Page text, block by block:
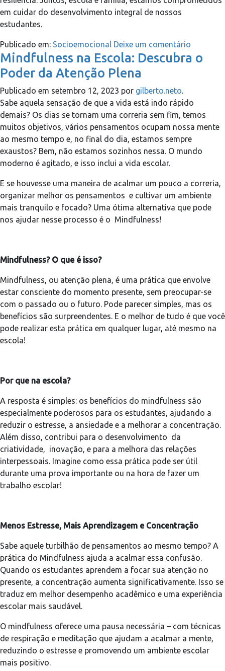
em cuidar do desenvolvimento integral de nossos
estudantes.
Publicado em: Socioemocional Deixe um comentário
Mindfulness na Escola: Descubra o
Poder da Atenção Plena
Publicado em setembro 12, 2023 por gilberto.neto.
Sabe aquela sensação de que a vida está indo rápido
demais? Os dias se tornam uma correria sem fim, temos
muitos objetivos, vários pensamentos ocupam nossa mente
ao mesmo tempo e, no final do dia, estamos sempre
exaustos? Bem, não estamos sozinhos nessa. O mundo
moderno é agitado, e isso inclui a vida escolar.
E se houvesse uma maneira de acalmar um pouco a correria,
organizar melhor os pensamentos e cultivar um ambiente
mais tranquilo e focado? Uma ótima alternativa que pode
nos ajudar nesse processo é o Mindfulness!
Mindfulness? O que é isso?
Mindfulness, ou atenção plena, é uma prática que envolve
estar consciente do momento presente, sem preocupar-se
com o passado ou o futuro. Pode parecer simples, mas os
benefícios são surpreendentes. E o melhor de tudo é que você
pode realizar esta prática em qualquer lugar, até mesmo na
escola!
Por que na escola?
A resposta é simples: os benefícios do mindfulness são
especialmente poderosos para os estudantes, ajudando a
reduzir o estresse, a ansiedade e a melhorar a concentração.
Além disso, contribui para o desenvolvimento da
criatividade, inovação, e para a melhora das relações
interpessoais. Imagine como essa prática pode ser útil
durante uma prova importante ou na hora de fazer um
trabalho escolar!
Menos Estresse, Mais Aprendizagem e Concentração
Sabe aquele turbilhão de pensamentos ao mesmo tempo? A
prática do Mindfulness ajuda a acalmar essa confusão.
Quando os estudantes aprendem a focar sua atenção no
presente, a concentração aumenta significativamente. Isso se
traduz em melhor desempenho acadêmico e uma experiência
escolar mais saudável.
O mindfulness oferece uma pausa necessária – com técnicas
de respiração e meditação que ajudam a acalmar a mente,
reduzindo o estresse e promovendo um ambiente escolar
mais positivo.